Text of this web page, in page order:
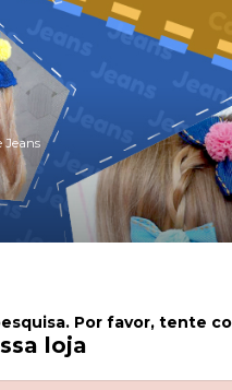
Jeans
Por favor, tente
loja